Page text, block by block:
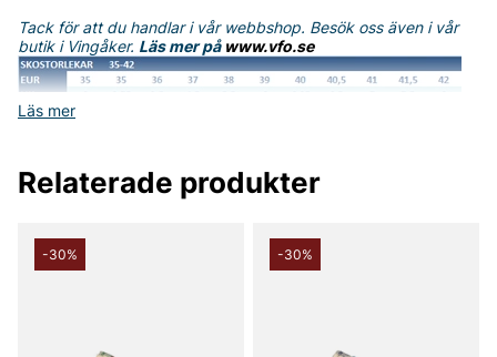
Läs mer
Tack för att du handlar i vår webbshop. Besök oss även i vår
butik i Vingåker. Läs mer på www.vfo.se
Relaterade produkter
-30% -30%